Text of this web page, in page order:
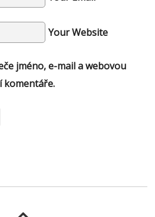
Your Website
jméno, e-mail a webovou
komentáře.